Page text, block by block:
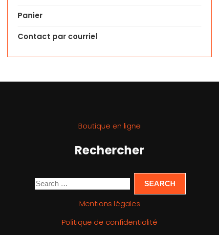
Panier
Contact par courriel
Boutique en ligne
Rechercher
Mentions légales
Politique de confidentialité